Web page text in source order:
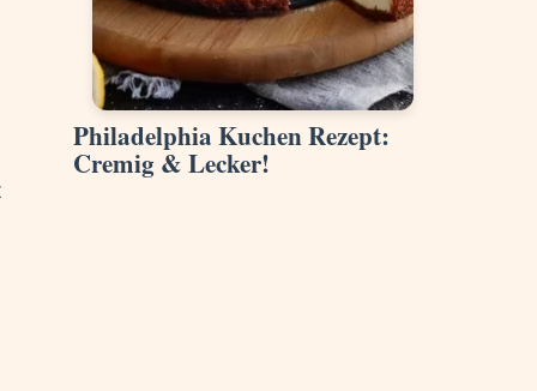
Philadelphia Kuchen Rezept:
Cremig & Lecker!